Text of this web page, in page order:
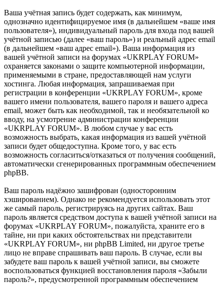
Ваша учётная запись будет содержать, как минимум,
однозначно идентифицируемое имя (в дальнейшем «ваше имя
пользователя»), индивидуальный пароль для входа под вашей
учётной записью (далее «ваш пароль») и реальный адрес email
(в дальнейшем «ваш адрес email»). Ваша информация из
вашей учётной записи на форумах «UKRPLAY FORUM»
охраняется законами о защите компьютерной информации,
применяемыми в стране, предоставляющей нам услуги
хостинга. Любая информация, запрашиваемая при
регистрации в конференции «UKRPLAY FORUM», кроме
вашего имени пользователя, вашего пароля и вашего адреса
email, может быть как необходимой, так и необязательной ко
вводу, на усмотрение администрации конференции
«UKRPLAY FORUM». В любом случае у вас есть
возможность выбрать, какая информация из вашей учётной
записи будет общедоступна. Кроме того, у вас есть
возможность согласиться/отказаться от получения сообщений,
автоматически сгенерированных программным обеспечением
phpBB.
Ваш пароль надёжно зашифрован (односторонним
хэшированием). Однако не рекомендуется использовать этот
же самый пароль, регистрируясь на других сайтах. Ваш
пароль является средством доступа к вашей учётной записи на
форумах «UKRPLAY FORUM», пожалуйста, храните его в
тайне, ни при каких обстоятельствах ни представители
«UKRPLAY FORUM», ни phpBB Limited, ни другое третье
лицо не вправе спрашивать ваш пароль. В случае, если вы
забудете ваш пароль к вашей учётной записи, вы сможете
воспользоваться функцией восстановления пароля «Забыли
пароль?», предусмотренной программным обеспечением